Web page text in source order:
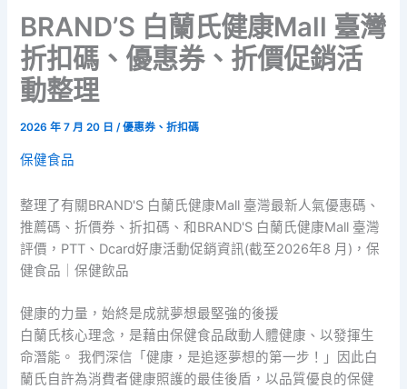
BRAND’S 白蘭氏健康Mall 臺灣
折扣碼、優惠券、折價促銷活
動整理
2026 年 7 月 20 日/優惠券、折扣碼
保健食品
整理了有關BRAND'S 白蘭氏健康Mall 臺灣最新人氣優惠碼、
推薦碼、折價券、折扣碼、和BRAND'S 白蘭氏健康Mall 臺灣
評價，PTT、Dcard好康活動促銷資訊(截至2026年8 月)，保
健食品｜保健飲品
健康的力量，始終是成就夢想最堅強的後援
白蘭氏核心理念，是藉由保健食品啟動人體健康、以發揮生
命潛能。 我們深信「健康，是追逐夢想的第一步！」因此白
蘭氏自許為消費者健康照護的最佳後盾，以品質優良的保健